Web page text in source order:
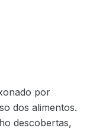
por
dos alimentos.
descobertas,